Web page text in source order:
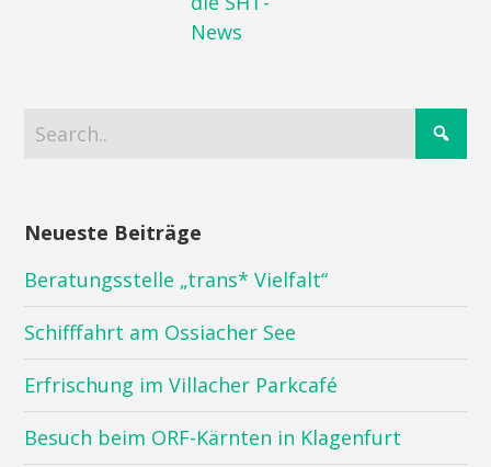
Neueste Beiträge
Beratungsstelle „trans* Vielfalt“
Schifffahrt am Ossiacher See
Erfrischung im Villacher Parkcafé
Besuch beim ORF-Kärnten in Klagenfurt